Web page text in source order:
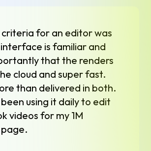
criteria for an editor was
is familiar and
that the renders
cloud and super fast.
than delivered in both.
using it daily to edit
videos for my 1M